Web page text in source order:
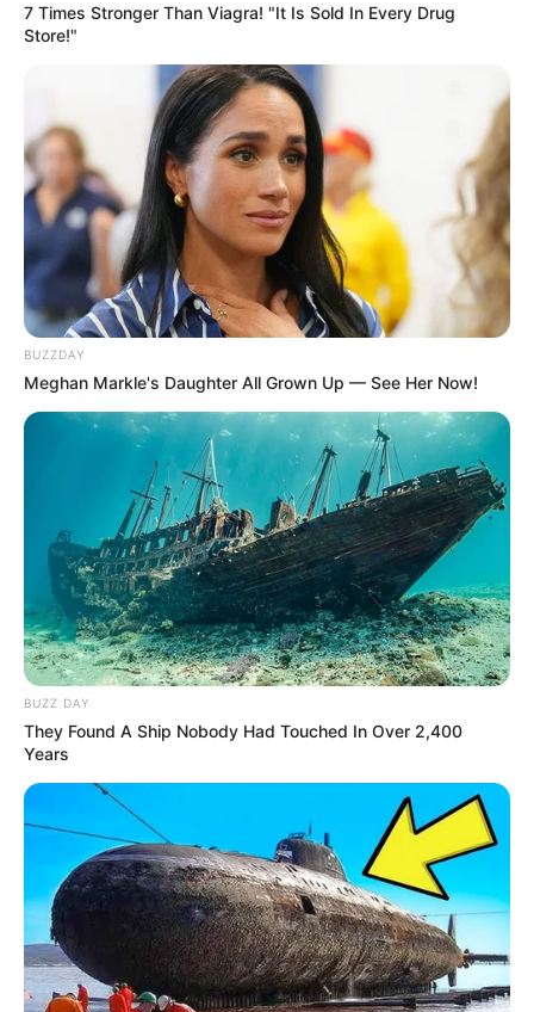
7 Times Stronger Than Viagra! "It Is Sold In Every Drug
Store!"
BUZZDAY
Meghan Markle's Daughter All Grown Up — See Her Now!
BUZZ DAY
They Found A Ship Nobody Had Touched In Over 2,400
Years